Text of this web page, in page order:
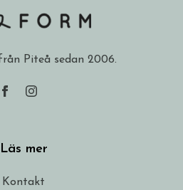
Piteå sedan 2006.
Läs mer
Kontakt